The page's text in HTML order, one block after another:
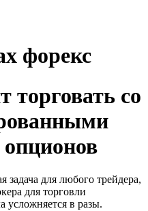
форекс
торговать со
задача для любого трейдера,
для торговли
усложняется в разы.